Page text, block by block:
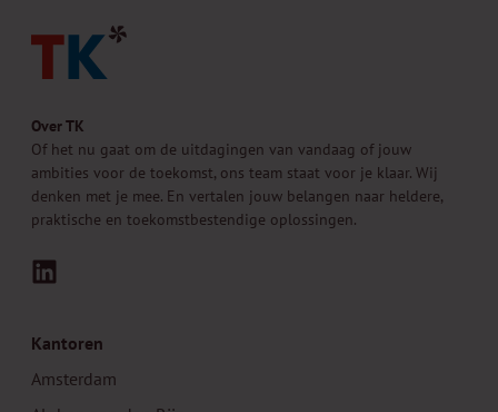
Over TK
Of het nu gaat om de uitdagingen van vandaag of jouw
ambities voor de toekomst, ons team staat voor je klaar. Wij
denken met je mee. En vertalen jouw belangen naar heldere,
praktische en toekomstbestendige oplossingen.
Kantoren
Amsterdam